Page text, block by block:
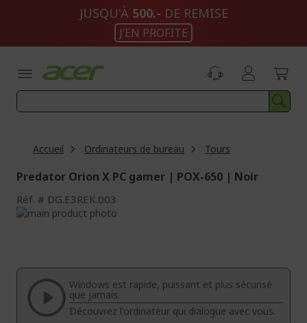
JUSQU'À 500.- DE REMISE
J’EN PROFITE
Accueil Ordinateurs de bureau Tours
Predator Orion X PC gamer | POX-650 | Noir
Réf. DG.E3REK.003
Passer
de
galerie
d’images
de
Galerie
d’images
Windows est rapide, puissant et plus sécurisé
que jamais.
Découvrez l'ordinateur qui dialogue avec vous.